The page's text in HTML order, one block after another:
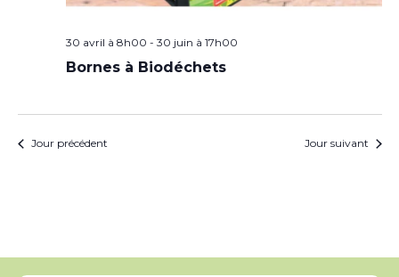
30 avril à 8h00 - 30 juin à 17h00
Bornes à Biodéchets
Jour précédent Jour suivant